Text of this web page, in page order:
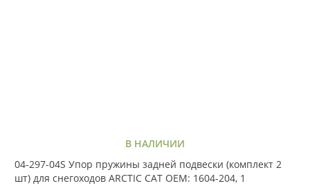
В НАЛИЧИИ
04-297-04S Упор пружины задней подвески (комплект 2
шт) для снегоходов ARCTIC CAT OEM: 1604-204, 1